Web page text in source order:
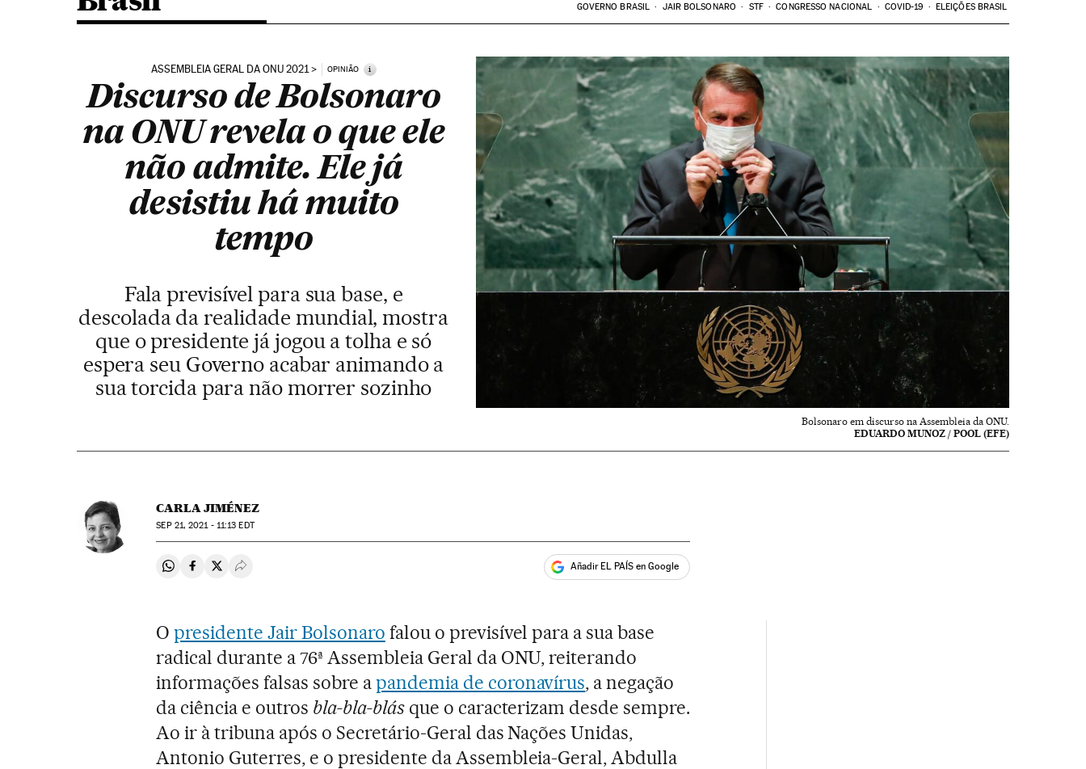
GOVERNO BRASIL JAIR BOLSONARO STF CONGRESSO NACIONAL COVID-19 ELEIÇÕES BRASIL
ASSEMBLEIA GERAL DA ONU 2021 OPINIÃO i
Discurso de Bolsonaro
na ONU revela o que ele
não admite. Ele já
desistiu há muito
tempo
Fala previsível para sua base, e
descolada da realidade mundial, mostra
que o presidente já jogou a tolha e só
espera seu Governo acabar animando a
sua torcida para não morrer sozinho
Bolsonaro em discurso na Assembleia da ONU.
EDUARDO MUNOZ / POOL (EFE)
CARLA JIMÉNEZ
SEP21, 2021 - 11:13 EDT
Compartir en Whatsapp
Compartir en Facebook
Compartir en Twitter
Desplegar Redes Sociales Añadir EL PAÍS en Google
Opresidente Jair Bolsonaro falou o previsível para a sua base
radical durante a 76ª Assembleia Geral da ONU, reiterando
informações falsas sobre apandemia de coronavírus, a negação
da ciência e outros bla-bla-blásque o caracterizam desde sempre.
Ao ir à tribuna após o Secretário-Geral das Nações Unidas,
Antonio Guterres, e o presidente da Assembleia-Geral, Abdulla